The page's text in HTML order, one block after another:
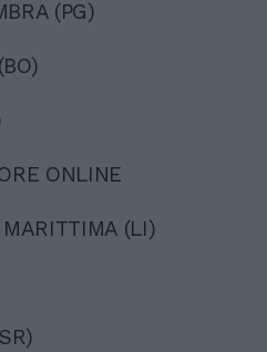
(PG)
ONLINE
(LI)